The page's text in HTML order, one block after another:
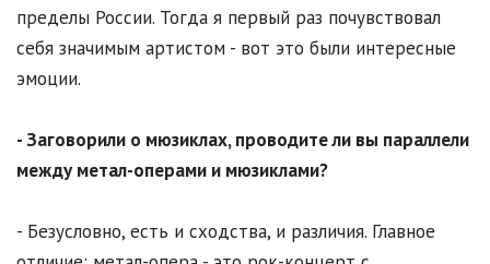
пределы России. Тогда я первый раз почувствовал
себя значимым артистом - вот это были интересные
эмоции.
- Заговорили о мюзиклах, проводите ли вы параллели
между метал-операми и мюзиклами?
- Безусловно, есть и сходства, и различия. Главное